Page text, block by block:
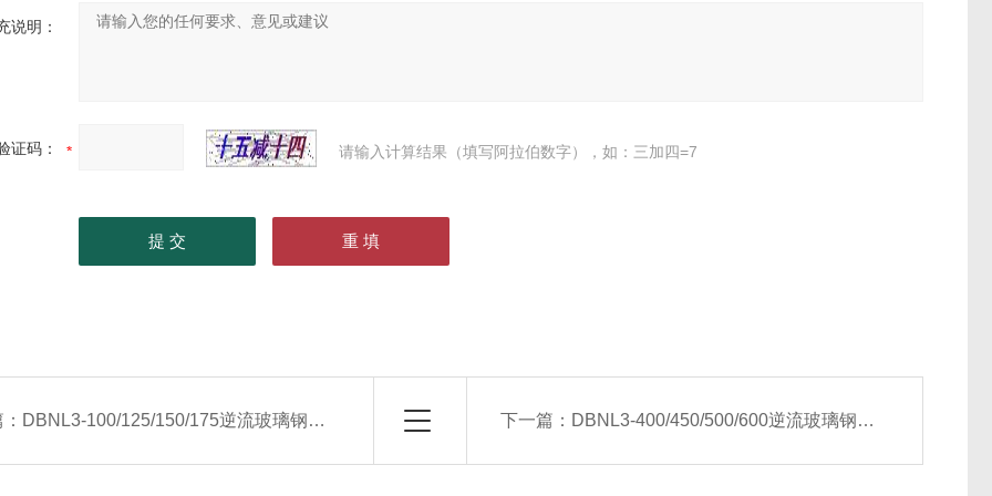
说明：
证码： 请输入计算结果（填写阿拉伯数字），如：三加四=7
DBNL3-100/125/150/175逆流玻璃钢冷却塔 下一篇： DBNL3-400/450/500/600逆流玻璃钢冷却塔